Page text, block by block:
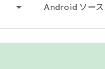
Android ソース